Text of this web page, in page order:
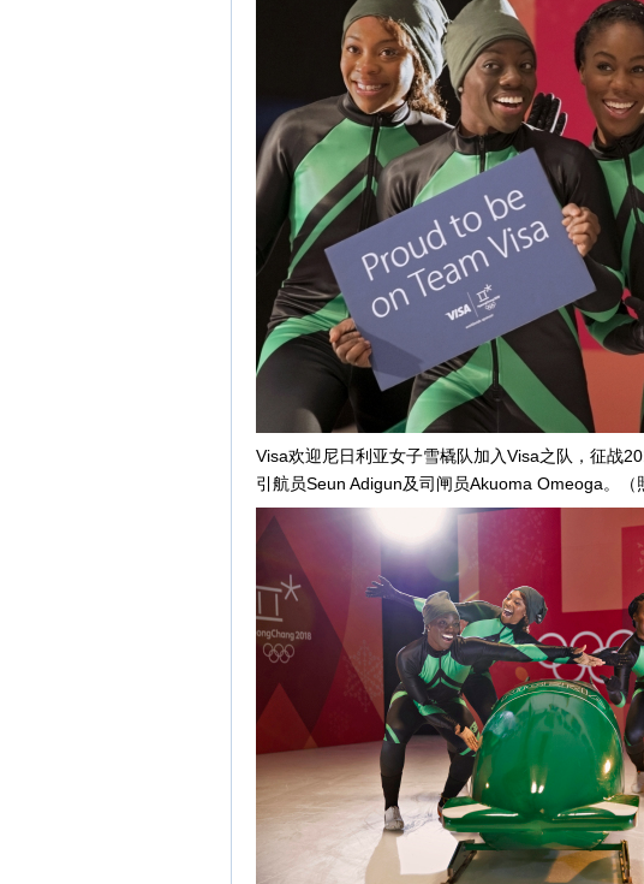
Visa欢迎尼日利亚女子雪橇队加入Visa之队，征战
引航员Seun Adigun及司闸员Akuoma Omeoga。（